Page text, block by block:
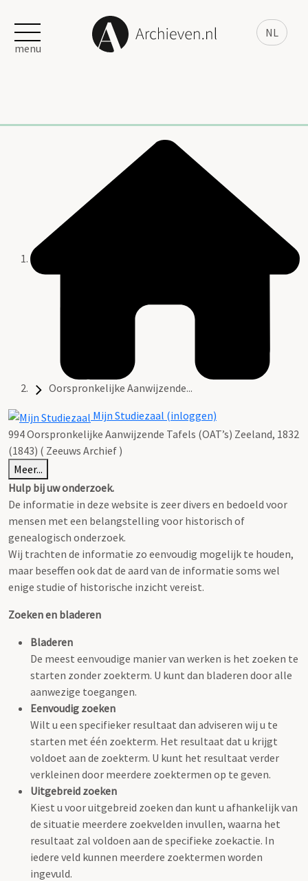
NL
menu
Oorspronkelijke Aanwijzende...
Mijn Studiezaal (inloggen)
994 Oorspronkelijke Aanwijzende Tafels (OAT’s) Zeeland, 1832
(1843) ( Zeeuws Archief )
Meer...
Hulp bij uw onderzoek.
De informatie in deze website is zeer divers en bedoeld voor
mensen met een belangstelling voor historisch of
genealogisch onderzoek.
Wij trachten de informatie zo eenvoudig mogelijk te houden,
maar beseffen ook dat de aard van de informatie soms wel
enige studie of historische inzicht vereist.
Zoeken en bladeren
Bladeren
De meest eenvoudige manier van werken is het zoeken te
starten zonder zoekterm. U kunt dan bladeren door alle
aanwezige toegangen.
Eenvoudig zoeken
Wilt u een specifieker resultaat dan adviseren wij u te
starten met één zoekterm. Het resultaat dat u krijgt
voldoet aan de zoekterm. U kunt het resultaat verder
verkleinen door meerdere zoektermen op te geven.
Uitgebreid zoeken
Kiest u voor uitgebreid zoeken dan kunt u afhankelijk van
de situatie meerdere zoekvelden invullen, waarna het
resultaat zal voldoen aan de specifieke zoekactie. In
iedere veld kunnen meerdere zoektermen worden
ingevuld.